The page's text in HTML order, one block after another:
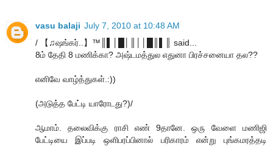
vasu balaji July 7, 2010 at 10:48 AM
/ 【♫ஷங்கர்..】™║▌│█│║││█║▌║ said...
8ம் தேதி 8 மணிக்கா? அஷ்டமத்துல எதுனா பிரச்சனையா தல??
எனிவே வாழ்த்துகள்.:))
(அடுத்த பேட்டி யாரோடது?)/
ஆமாம். தலைவிக்கு ராசி எண் 9தானே. ஒரு வேளை மணிஜி
பேட்டியை இப்படி ஒளிபரப்பினால் பரிகாரம் என்று புங்கமரத்தடி